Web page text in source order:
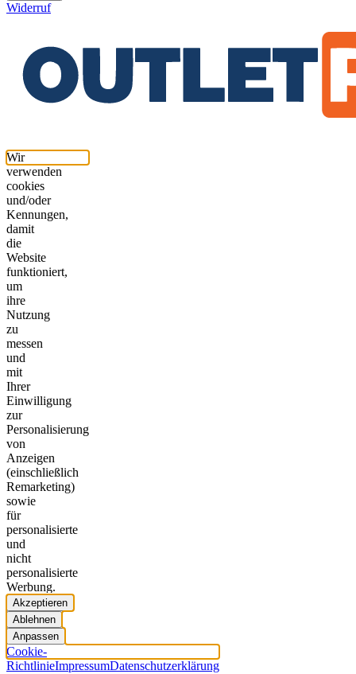
Widerruf
Wir
verwenden
cookies
und/oder
Kennungen,
damit
die
Website
funktioniert,
um
ihre
Nutzung
zu
messen
und
mit
Ihrer
Einwilligung
zur
Personalisierung
von
Anzeigen
(einschließlich
Remarketing)
sowie
für
personalisierte
und
nicht
personalisierte
Werbung.
Akzeptieren
Ablehnen
Anpassen
Cookie-
RichtlinieImpressumDatenschutzerklärung